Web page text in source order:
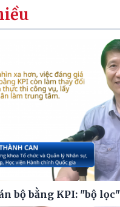
bộ bằng KPI: "bộ